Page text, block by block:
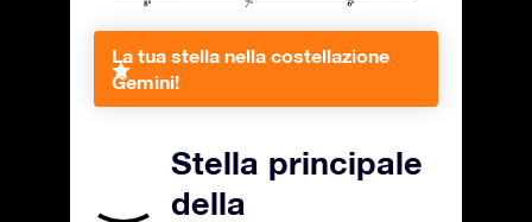
La tua stella nella costellazione
Gemini!
Stella principale
della